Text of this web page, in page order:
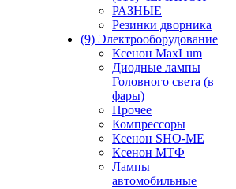
РАЗНЫЕ
Резинки дворника
(9) Электрооборудование
Ксенон MaxLum
Диодные лампы
Головного света (в
фары)
Прочее
Компрессоры
Ксенон SHO-ME
Ксенон МТФ
Лампы
автомобильные